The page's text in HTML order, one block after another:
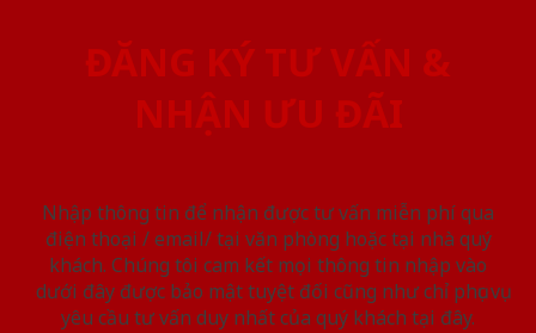
ĐĂNG KÝ TƯ VẤN &
NHẬN ƯU ĐÃI
Nhập thông tin để nhận được tư vấn miễn phí qua
điện thoại / email/ tại văn phòng hoặc tại nhà quý
khách. Chúng tôi cam kết mọi thông tin nhập vào
dưới đây được bảo mật tuyệt đối cũng như chỉ phục vụ
yêu cầu tư vấn duy nhất của quý khách tại đây.